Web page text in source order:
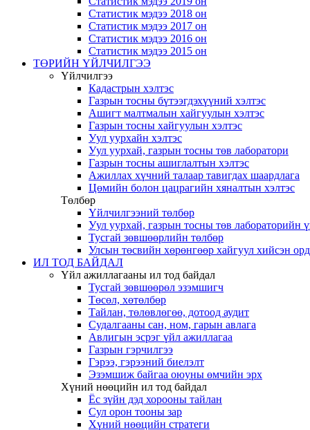
Статистик мэдээ 2018 он
Статистик мэдээ 2017 он
Статистик мэдээ 2016 он
Статистик мэдээ 2015 он
ТӨРИЙН ҮЙЛЧИЛГЭЭ
Үйлчилгээ
Кадастрын хэлтэс
Газрын тосны бүтээгдэхүүний хэлтэс
Ашигт малтмалын хайгуулын хэлтэс
Газрын тосны хайгуулын хэлтэс
Уул уурхайн хэлтэс
Уул уурхай, газрын тосны төв лаборатори
Газрын тосны ашиглалтын хэлтэс
Ажиллах хүчний талаар тавигдах шаардлага
Цөмийн болон цацрагийн хяналтын хэлтэс
Төлбөр
Үйлчилгээний төлбөр
Уул уурхай, газрын тосны төв лабораторийн
Тусгай зөвшөөрлийн төлбөр
Улсын төсвийн хөрөнгөөр хайгуул хийсэн
ИЛ ТОД БАЙДАЛ
Үйл ажиллагааны ил тод байдал
Тусгай зөвшөөрөл эзэмшигч
Төсөл, хөтөлбөр
Тайлан, төлөвлөгөө, дотоод аудит
Судалгааны сан, ном, гарын авлага
Авлигын эсрэг үйл ажиллагаа
Газрын гэрчилгээ
Гэрээ, гэрээний биелэлт
Эзэмшиж байгаа оюуны өмчийн эрх
Хүний нөөцийн ил тод байдал
Ёс зүйн дэд хорооны тайлан
Сул орон тооны зар
Хүний нөөцийн стратеги